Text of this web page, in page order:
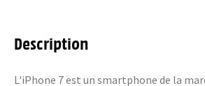
Description
L'iPhone 7 est un smartphone de la